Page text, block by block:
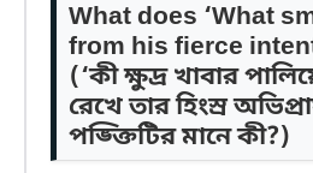
What does ‘What
from his fierce
(‘কী ক্ষুদ্র খাবার
রেখে তার হিংস্র
পঙ্ক্তিটির মানে কী?)